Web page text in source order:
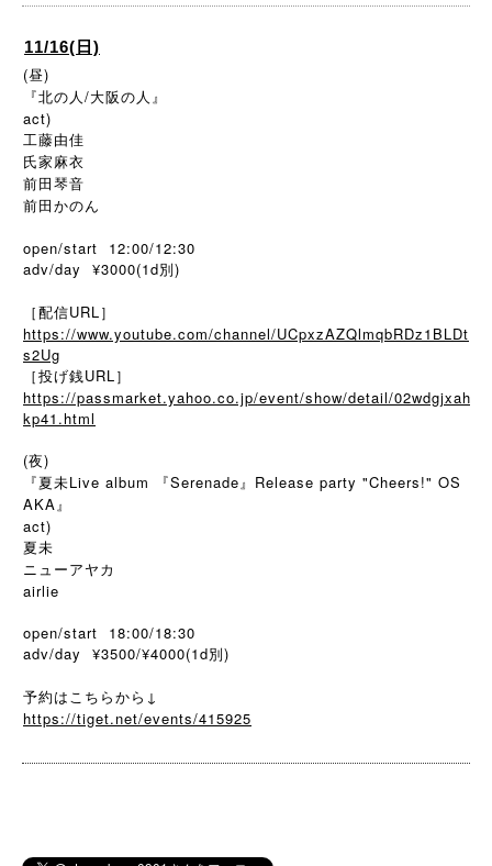
11/16(日)
(昼)
『北の人/大阪の人』
act)
工藤由佳
氏家麻衣
前田琴音
前田かのん
open/start 12:00/12:30
adv/day ¥3000(1d別)
［配信URL］
https://www.youtube.com/channel/UCpxzAZQlmqbRDz1BLDt
s2Ug
［投げ銭URL］
https://passmarket.yahoo.co.jp/event/show/detail/02wdgjxah
kp41.html
(夜)
『夏未Live album 『Serenade』Release party "Cheers!" OS
AKA』
act)
夏未
ニューアヤカ
airlie
open/start 18:00/18:30
adv/day ¥3500/¥4000(1d別)
予約はこちらから↓
https://tiget.net/events/415925